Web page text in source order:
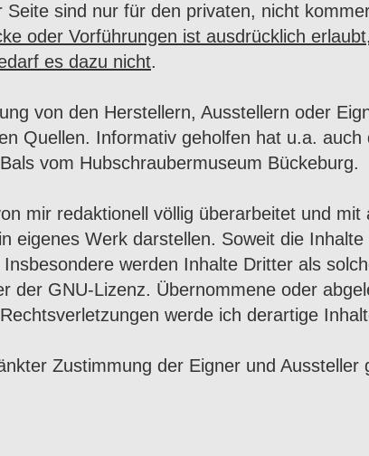
sind nur für den privaten, nicht
oder Vorführungen ist ausdrücklich erlaubt
es dazu nicht.
von den Herstellern, Ausstellern oder
Quellen. Informativ geholfen hat u.a.
vom Hubschraubermuseum Bückeburg.
mir redaktionell völlig überarbeitet und
eigenes Werk darstellen. Soweit die
werden Inhalte Dritter als
der GNU-Lizenz. Übernommene oder
werde ich derartige
Zustimmung der Eigner und